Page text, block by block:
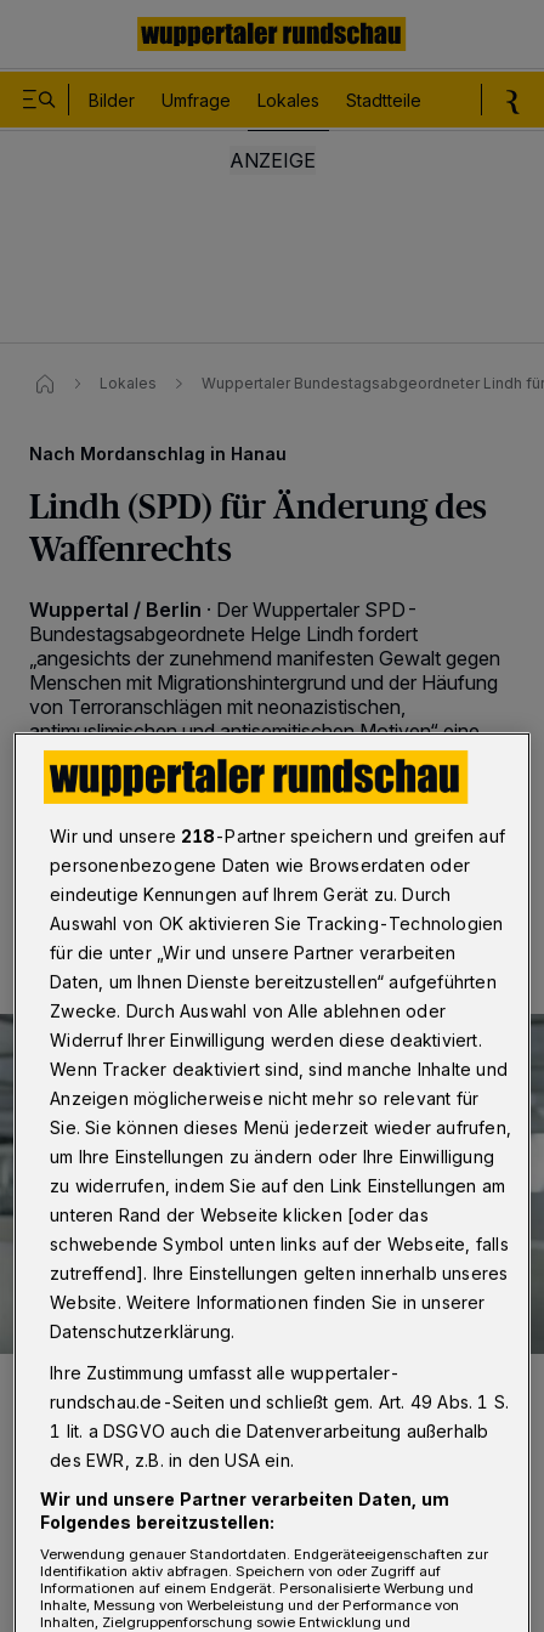
Bilder Umfrage Lokales Stadtteile
Lokales Wuppertaler Bundestagsabgeordneter Lindh
Nach Mordanschlag in Hanau
Lindh (SPD) für Änderung des
Waffenrechts
Wuppertal / Berlin · Der Wuppertaler SPD-
Bundestagsabgeordnete Helge Lindh fordert
„angesichts der zunehmend manifesten Gewalt gegen
Menschen mit Migrationshintergrund und der Häufung
von Terroranschlägen mit neonazistischen,
antimuslimischen und antisemitischen Motiven“ eine
„konsequente Unterstützung und Solidarität mit den
Opfern der Gewalt“ – und eine Änderung des
Waffenrechts.
21.02.2020 , 16:31 Uhr 2 Minuten Lesezeit
Helge Lindh.
Foto: Christoph Busse
„Niemand fragt warum, weil wir alle die
Antwort kennen. Der neonazistische,
Wir und unsere 218-Partner speichern und greifen auf
personenbezogene Daten wie Browserdaten oder
eindeutige Kennungen auf Ihrem Gerät zu. Durch
Auswahl von OK aktivieren Sie Tracking-Technologien
für die unter „Wir und unsere Partner verarbeiten
Daten, um Ihnen Dienste bereitzustellen“ aufgeführten
Zwecke. Durch Auswahl von Alle ablehnen oder
Widerruf Ihrer Einwilligung werden diese deaktiviert.
Wenn Tracker deaktiviert sind, sind manche Inhalte und
Anzeigen möglicherweise nicht mehr so relevant für
Sie. Sie können dieses Menü jederzeit wieder aufrufen,
um Ihre Einstellungen zu ändern oder Ihre Einwilligung
zu widerrufen, indem Sie auf den Link Einstellungen am
unteren Rand der Webseite klicken [oder das
schwebende Symbol unten links auf der Webseite, falls
zutreffend]. Ihre Einstellungen gelten innerhalb unseres
Website. Weitere Informationen finden Sie in unserer
Datenschutzerklärung.
Ihre Zustimmung umfasst alle wuppertaler-
rundschau.de-Seiten und schließt gem. Art. 49 Abs. 1 S.
1 lit. a DSGVO auch die Datenverarbeitung außerhalb
des EWR, z.B. in den USA ein.
Wir und unsere Partner verarbeiten Daten, um
Folgendes bereitzustellen:
Verwendung genauer Standortdaten. Endgeräteeigenschaften zur
Identifikation aktiv abfragen. Speichern von oder Zugriff auf
Informationen auf einem Endgerät. Personalisierte Werbung und
Inhalte, Messung von Werbeleistung und der Performance von
Inhalten, Zielgruppenforschung sowie Entwicklung und